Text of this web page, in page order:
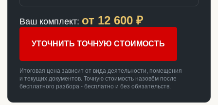
Ваш комплект: от 12 600 ₽
УТОЧНИТЬ ТОЧНУЮ СТОИМОСТЬ
Итоговая цена зависит от вида деятельности, помещения
и текущих документов. Точную стоимость назовём после
бесплатного разбора - бесплатно и без обязательств.